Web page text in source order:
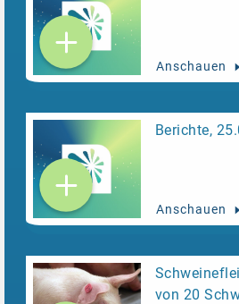
Anschauen
Berichte,
Anschauen
von 20